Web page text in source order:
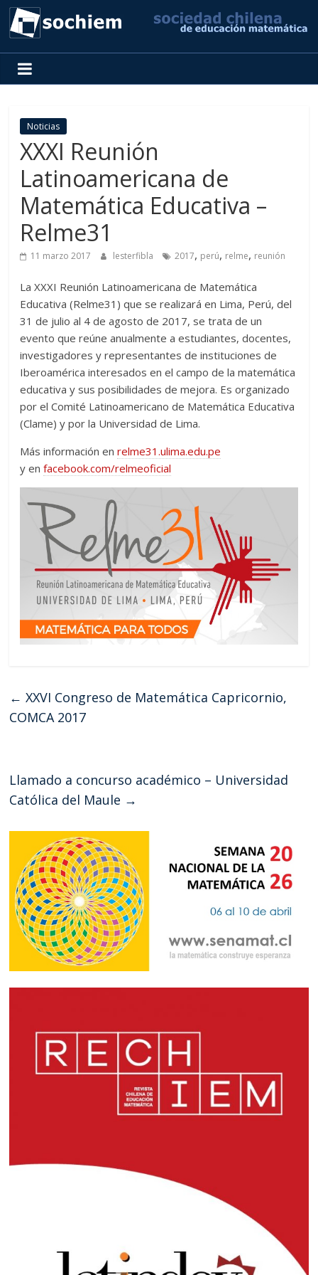
SOCHIEM
Sociedad
de
Educación
Matemática
Noticias
XXXI Reunión
Latinoamericana de
Matemática Educativa –
Relme31
11 marzo 2017 lesterfibla 2017, perú, relme, reunión
La XXXI Reunión Latinoamericana de Matemática
Educativa (Relme31) que se realizará en Lima, Perú, del
31 de julio al 4 de agosto de 2017, se trata de un
evento que reúne anualmente a estudiantes, docentes,
investigadores y representantes de instituciones de
Iberoamérica interesados en el campo de la matemática
educativa y sus posibilidades de mejora. Es organizado
por el Comité Latinoamericano de Matemática Educativa
(Clame) y por la Universidad de Lima.
Más información enrelme31.ulima.edu.pe
y enfacebook.com/relmeoficial
← XXVI Congreso de Matemática Capricornio,
COMCA 2017
Llamado a concurso académico – Universidad
Católica del Maule →